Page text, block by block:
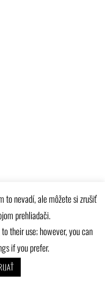
© 2025
to nevadí, ale môžete si zrušiť
prehliadači.
their use; however, you can
if you prefer.